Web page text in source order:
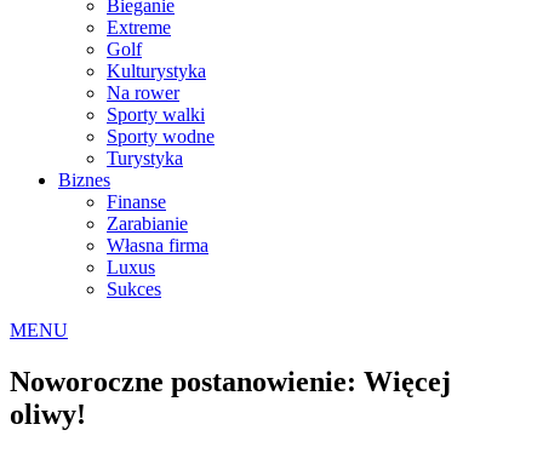
Bieganie
Extreme
Golf
Kulturystyka
Na rower
Sporty walki
Sporty wodne
Turystyka
Biznes
Finanse
Zarabianie
Własna firma
Luxus
Sukces
MENU
Noworoczne postanowienie: Więcej
oliwy!